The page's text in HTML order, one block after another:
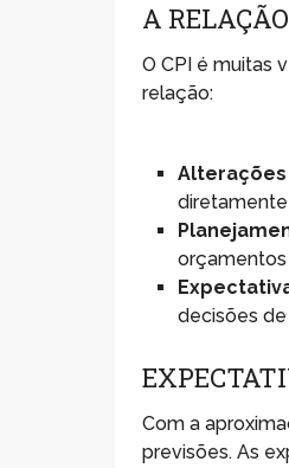
A
O CPI é muitas
relação:
Alterações
orçamentos
decisões
Com a
previsões. As